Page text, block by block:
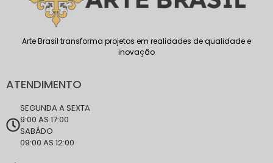
Arte Brasil transforma projetos em realidades de qualidade e
inovação
ATENDIMENTO
SEGUNDA A SEXTA
9:00 AS 17:00
SABÁDO
09:00 AS 12:00